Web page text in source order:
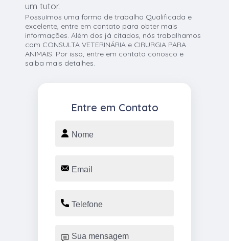
um tutor.
Possuímos uma forma de trabalho Qualificada e
excelente, entre em contato para obter mais
informações. Além dos já citados, nós trabalhamos
com CONSULTA VETERINÁRIA e CIRURGIA PARA
ANIMAIS. Por isso, entre em contato conosco e
saiba mais detalhes.
Entre em Contato